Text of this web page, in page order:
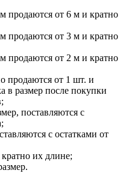
продаются от 6 м и кратно
продаются от 3 м и кратно
продаются от 2 м и кратно
продаются от 1 шт. и
в размер после покупки
поставляются с
с остатками от
их длине;